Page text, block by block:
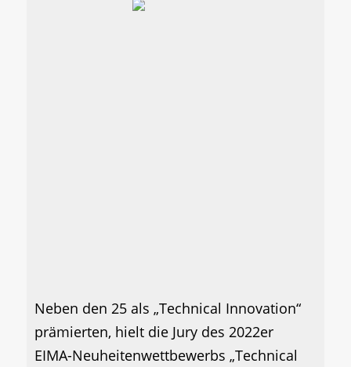
Neben den 25 als „Technical Innovation“
prämierten, hielt die Jury des 2022er
EIMA-Neuheitenwettbewerbs „Technical